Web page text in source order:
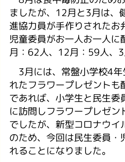
ましたが、12月と3月は、
進協力員が手作りされたお
児童委員がお一人お一人に
月：62人、12月：59人、3
3月には、常盤小学校4年
れたフラワープレゼントも
であれば、小学生と民生委
に訪問しフラワープレゼン
でしたが、新型コロナウイ
のため、今回は民生委員・
れることになりました。